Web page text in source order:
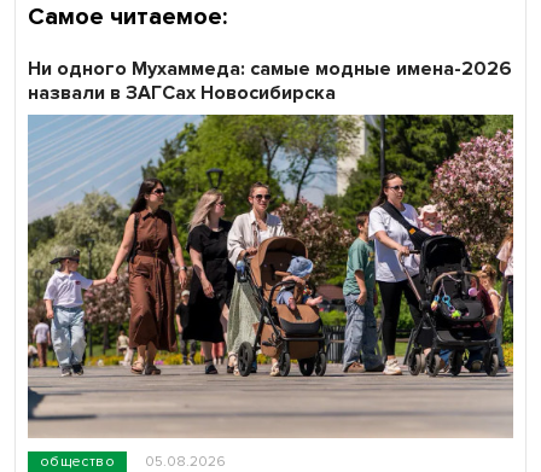
Самое читаемое:
общество 05.08.2026
Ни одного Мухаммеда: самые модные имена-2026
назвали в ЗАГСах Новосибирска